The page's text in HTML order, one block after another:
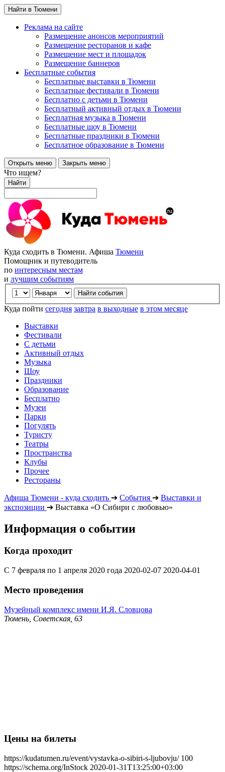
Найти в Тюмени
Реклама на сайте
Размещение анонсов мероприятий
Размещение ресторанов и кафе
Размещение мест и площадок
Размещение баннеров
Бесплатные события
Бесплатные выставки в Тюмени
Бесплатные фестивали в Тюмени
Бесплатно с детьми в Тюмени
Бесплатный активный отдых в Тюмени
Бесплатная музыка в Тюмени
Бесплатные шоу в Тюмени
Бесплатные праздники в Тюмени
Бесплатное образование в Тюмени
Открыть меню Закрыть меню
Что ищем?
Найти
Куда сходить в Тюмени. Афиша Тюмени
Помощник и путеводитель
по интересным местам
и лучшим событиям
Куда пойти сегодня завтра в выходные в этом месяце
Выставки
Фестивали
С детьми
Активный отдых
Музыка
Шоу
Праздники
Образование
Бесплатно
Музеи
Парки
Погулять
Туристу
Театры
Пространства
Клубы
Прочее
Рестораны
Афиша Тюмени - куда сходить ➔ События ➔ Выставки и
экспозиции ➔ Выставка «О Сибири с любовью»
Информация о событии
Когда проходит
С 7 февраля по 1 апреля 2020 года 2020-02-07 2020-04-01
Место проведения
Музейный комплекс имени И.Я. Словцова
Тюмень, Советская, 63
Цены на билеты
https://kudatumen.ru/event/vystavka-o-sibiri-s-ljubovju/ 100
https://schema.org/InStock 2020-01-31T13:25:00+03:00